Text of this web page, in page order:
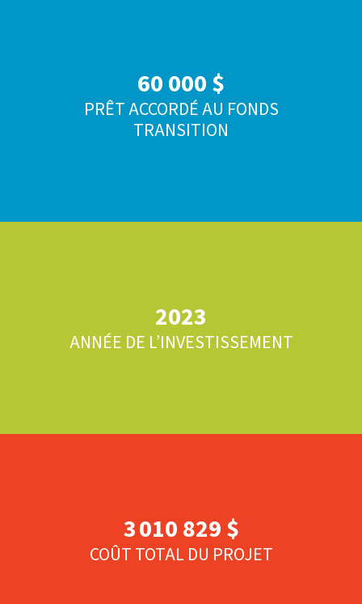
60 000 $
PRÊT ACCORDÉ AU FONDS
TRANSITION
2023
ANNÉE DE L’INVESTISSEMENT
3 010 829$
COÛT TOTAL DU PROJET